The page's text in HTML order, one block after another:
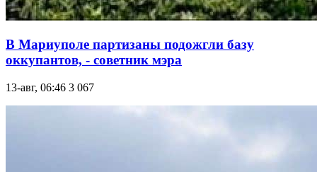
В Мариуполе партизаны подожгли базу
оккупантов, - советник мэра
13-авг, 06:46 3 067